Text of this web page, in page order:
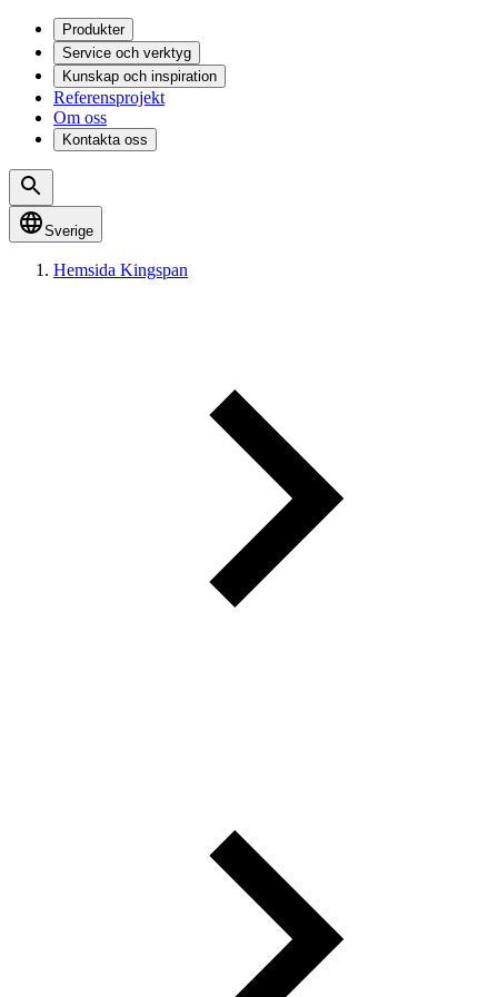
Produkter
Service och verktyg
Kunskap och inspiration
Referensprojekt
Om oss
Kontakta oss
Sverige
Hemsida Kingspan